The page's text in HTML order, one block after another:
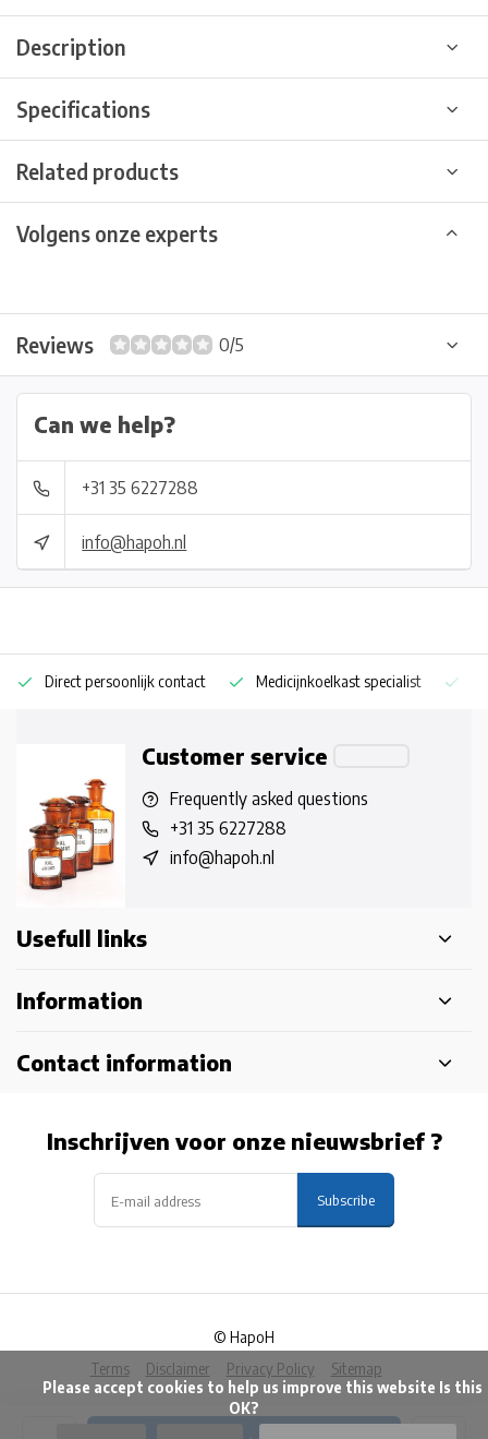
Description
Specifications
Related products
Volgens onze experts
Reviews 0/5
Can we help?
+31 35 6227288
info@hapoh.nl
Direct persoonlijk contact Medicijnkoelkast specialist
Customer service
Frequently asked questions
+31 35 6227288
info@hapoh.nl
Usefull links
Information
Contact information
Inschrijven voor onze nieuwsbrief ?
Subscribe
Terms Disclaimer Privacy Policy Sitemap
© HapoH
OK?